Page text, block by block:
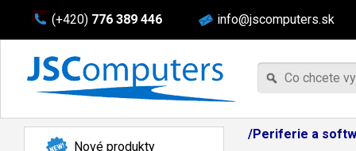
(+420) 776 389 446 info@jscomputers.sk
Nové produkty
/Periferie a